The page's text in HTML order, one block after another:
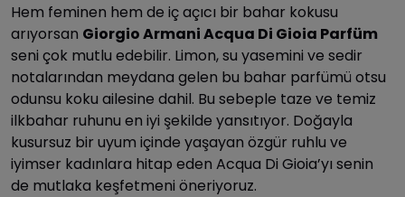
Hem feminen hem de iç açıcı bir bahar kokusu
arıyorsan Giorgio Armani Acqua Di Gioia Parfüm
seni çok mutlu edebilir. Limon, su yasemini ve sedir
notalarından meydana gelen bu bahar parfümü otsu
odunsu koku ailesine dahil. Bu sebeple taze ve temiz
ilkbahar ruhunu en iyi şekilde yansıtıyor. Doğayla
kusursuz bir uyum içinde yaşayan özgür ruhlu ve
iyimser kadınlara hitap eden Acqua Di Gioia’yı senin
de mutlaka keşfetmeni öneriyoruz.